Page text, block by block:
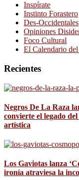
Inspírate
Instinto Forastero
Des-Occidentales
Opiniones
Foco Cultural
El Calendario
Recientes
Negros De La Raza
convierte el legado
artística
Los Gaviotas lanza
ironía atraviesa la